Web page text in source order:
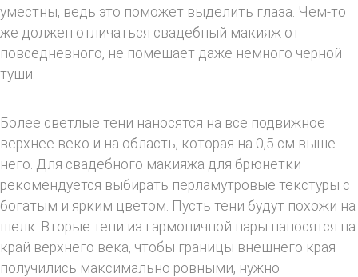
уместны, ведь это поможет выделить глаза. Чем-то
же должен отличаться свадебный макияж от
повседневного, не помешает даже немного черной
туши.
Более светлые тени наносятся на все подвижное
верхнее веко и на область, которая на 0,5 см выше
него. Для свадебного макияжа для брюнетки
рекомендуется выбирать перламутровые текстуры с
богатым и ярким цветом. Пусть тени будут похожи на
шелк. Вторые тени из гармоничной пары наносятся на
край верхнего века, чтобы границы внешнего края
получились максимально ровными, нужно